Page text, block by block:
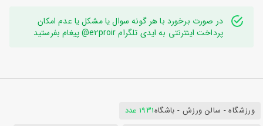
در صورت برخورد با هر گونه سوال یا مشکل یا عدم امکان
پرداخت اینترنتی به ایدی تلگرام e2proir@ پیغام بفرستید
ورزشگاه - سالن ورزش - باشگاه1931 عدد